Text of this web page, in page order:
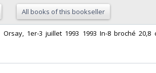
All books of this bookseller
Orsay, 1er-3 juillet 1993 1993 In-8 broché